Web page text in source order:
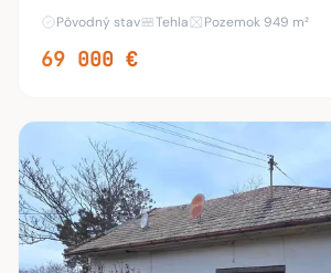
3 izby, kuchyňa, komora, kúpeľňa, WC,
Nehnuteľnosť stojí na pozemku o veľkosti
Pôvodný stav Tehla Pozemok 949 m²
69 000 €